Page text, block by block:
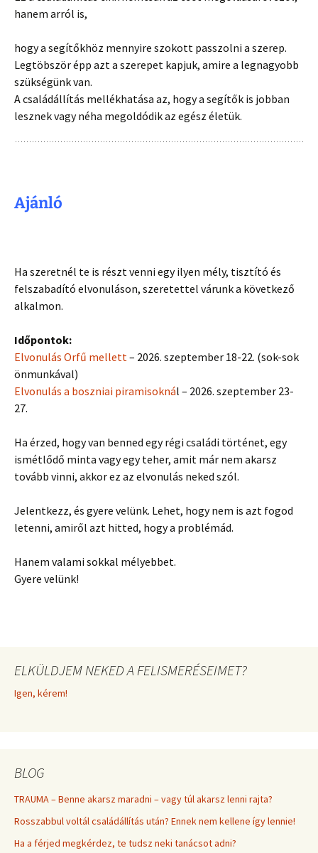
hanem arról is,
hogy a segítőkhöz mennyire szokott passzolni a szerep.
Legtöbször épp azt a szerepet kapjuk, amire a legnagyobb
szükségünk van.
A családállítás mellékhatása az, hogy a segítők is jobban
lesznek vagy néha megoldódik az egész életük.
Ajánló
Ha szeretnél te is részt venni egy ilyen mély, tisztító és
felszabadító elvonuláson, szeretettel várunk a következő
alkalmon.
Időpontok:
Elvonulás Orfű mellett– 2026. szeptember 18-22. (sok-sok
önmunkával)
Elvonulás a boszniai piramisoknál – 2026. szeptember 23-
27.
Ha érzed, hogy van benned egy régi családi történet, egy
ismétlődő minta vagy egy teher, amit már nem akarsz
tovább vinni, akkor ez az elvonulás neked szól.
Jelentkezz, és gyere velünk. Lehet, hogy nem is azt fogod
letenni, amiről azt hitted, hogy a problémád.
Hanem valami sokkal mélyebbet.
Gyere velünk!
ELKÜLDJEM NEKED A FELISMERÉSEIMET?
Igen, kérem!
BLOG
TRAUMA – Benne akarsz maradni – vagy túl akarsz lenni rajta?
Rosszabbul voltál családállítás után? Ennek nem kellene így lennie!
Ha a férjed megkérdez, te tudsz neki tanácsot adni?